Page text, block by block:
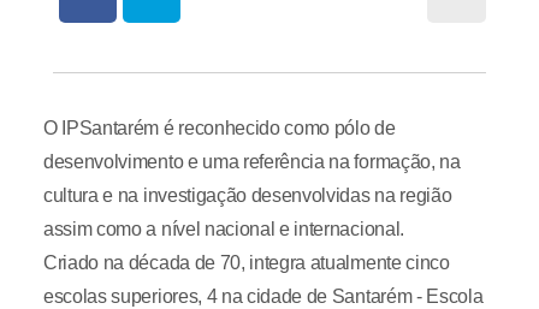
O IPSantarém é reconhecido como pólo de
desenvolvimento e uma referência na formação, na
cultura e na investigação desenvolvidas na região
assim como a nível nacional e internacional.
Criado na década de 70, integra atualmente cinco
escolas superiores, 4 na cidade de Santarém - Escola